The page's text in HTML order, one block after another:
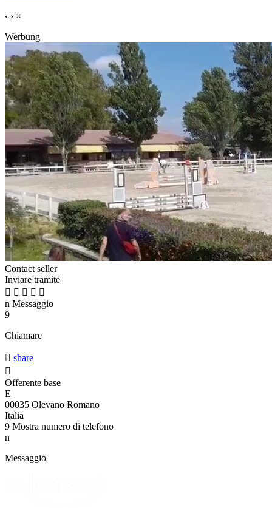
‹ › ×
Werbung
Contact seller
Inviare tramite
    
n Messaggio
9
Chiamare
 share

Offerente base
E
00035 Olevano Romano
Italia
9 Mostra numero di telefono
n
Messaggio